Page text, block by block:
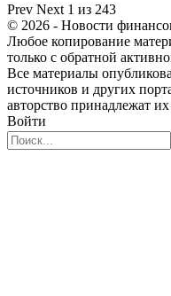
Prev Next 1 из 243
© 2026 - Новости
Любое копирование
только с обратной
Все материалы
источников и других
авторство принадлежат
Войти